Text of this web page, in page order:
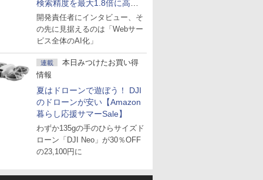
検索精度を最大1.8倍に高め
た「GMO AI RAG」は無償の
OSS版で「1社1RAG」を目
指す
開発責任者にインタビュー、そ
の先に見据えるのは「Webサー
ビス全体のAI化」
連載
本日みつけたお買い得
情報
夏はドローンで遊ぼう！ DJI
のドローンが安い【Amazon
暮らし応援サマーSale】
わずか135gの手のひらサイズド
ローン「DJI Neo」が30％OFF
の23,100円に